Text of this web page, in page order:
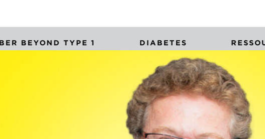
BEYOND TYPE 1 DIABETES